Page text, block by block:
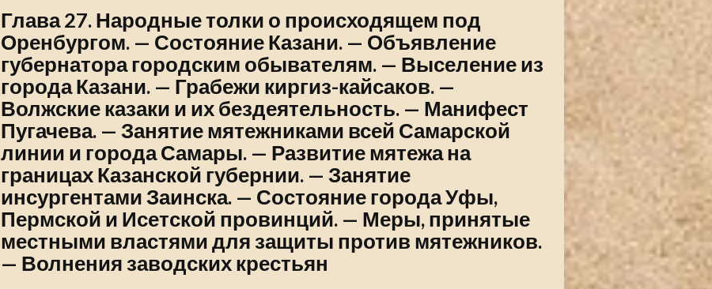
Глава 27. Народные толки о происходящем под
Оренбургом. — Состояние Казани. — Объявление
губернатора городским обывателям. — Выселение из
города Казани. — Грабежи киргиз-кайсаков. —
Волжские казаки и их бездеятельность. — Манифест
Пугачева. — Занятие мятежниками всей Самарской
линии и города Самары. — Развитие мятежа на
границах Казанской губернии. — Занятие
инсургентами Заинска. — Состояние города Уфы,
Пермской и Исетской провинций. — Меры, принятые
местными властями для защиты против мятежников.
— Волнения заводских крестьян